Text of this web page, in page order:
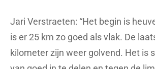
Jari Verstraeten: “Het begin is
is er 25 km zo goed als vlak. De
kilometer zijn weer golvend. Het is